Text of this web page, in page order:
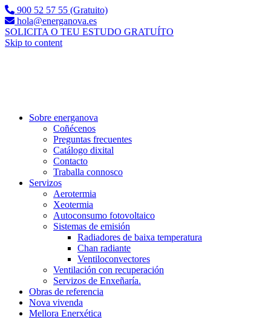
900 52 57 55 (Gratuito)
hola@energanova.es
SOLICITA O TEU ESTUDO GRATUÍTO
Skip to content
Sobre energanova
Coñécenos
Preguntas frecuentes
Catálogo dixital
Contacto
Traballa connosco
Servizos
Aerotermia
Xeotermia
Autoconsumo fotovoltaico
Sistemas de emisión
Radiadores de baixa temperatura
Chan radiante
Ventiloconvectores
Ventilación con recuperación
Servizos de Enxeñaría.
Obras de referencia
Nova vivenda
Mellora Enerxética